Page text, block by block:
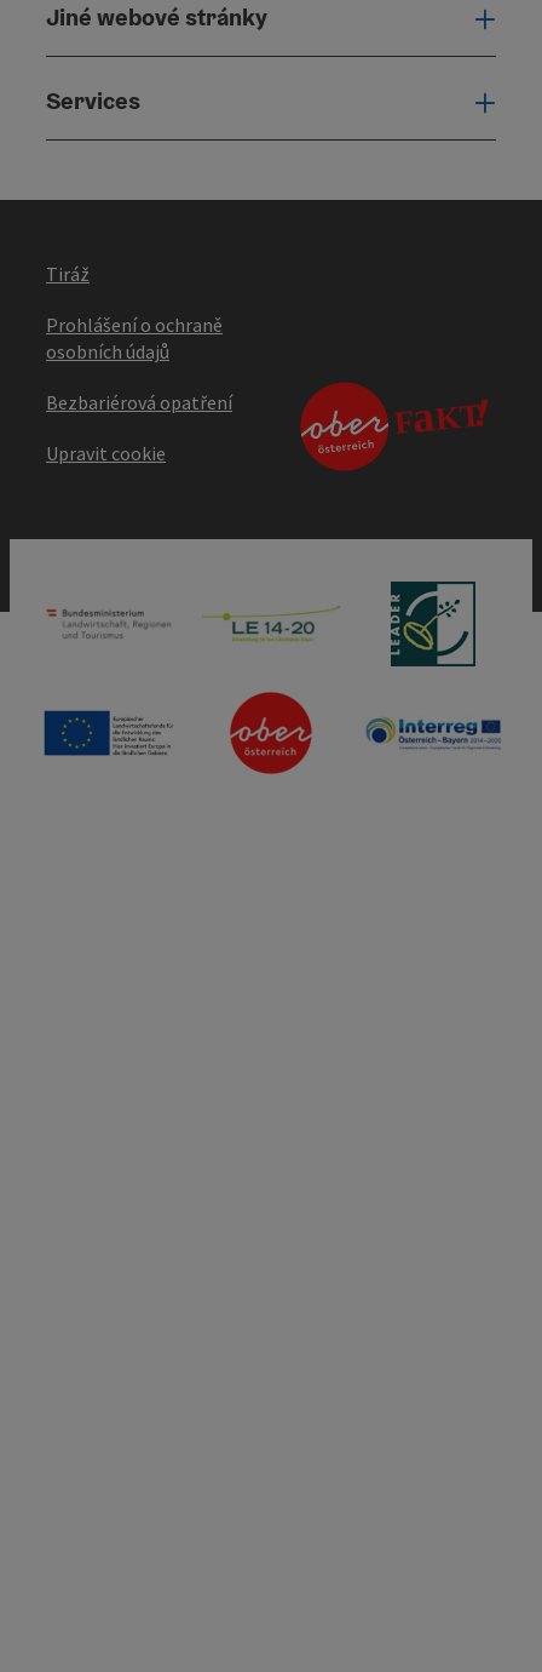
Jiné webové stránky
Services
Tiráž
Prohlášení o ochraně
osobních údajů
Bezbariérová opatření
Upravit cookie